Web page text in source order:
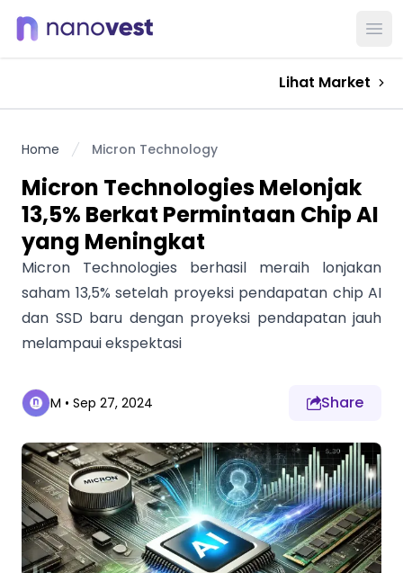
Lihat Market
Home Micron Technology
Micron Technologies Melonjak
13,5% Berkat Permintaan Chip AI
yang Meningkat
Micron Technologies berhasil meraih lonjakan
saham 13,5% setelah proyeksi pendapatan chip AI
dan SSD baru dengan proyeksi pendapatan jauh
melampaui ekspektasi
M • Sep 27, 2024 Share